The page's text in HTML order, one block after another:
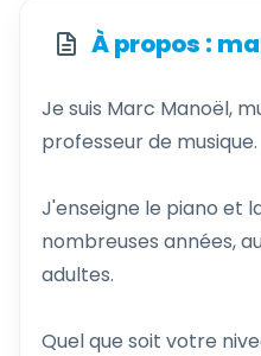
À propos :
Je suis Marc Manoël,
professeur de musique.
J'enseigne le piano et
nombreuses années,
adultes.
Quel que soit votre